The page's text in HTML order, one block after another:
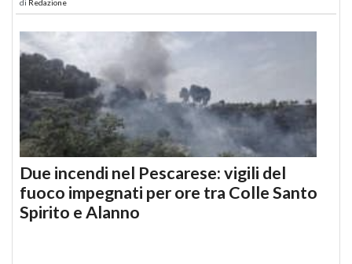
di Redazione
Due incendi nel Pescarese: vigili del
fuoco impegnati per ore tra Colle Santo
Spirito e Alanno